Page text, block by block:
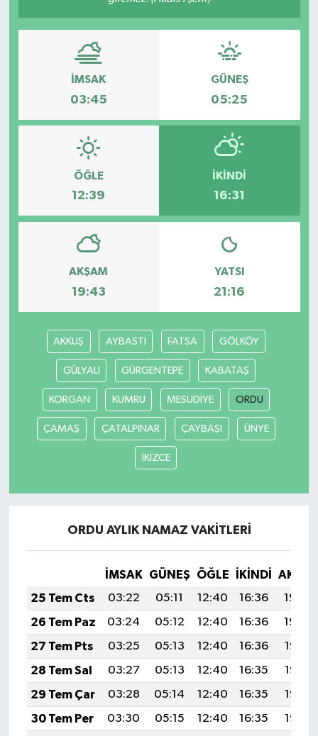
İMSAK
03:45
GÜNEŞ
05:25
ÖĞLE
12:39
İKINDI
16:31
AKŞAM
19:43
YATSI
21:16
AKKUŞ AYBASTI FATSA GÖLKÖY
GÜLYALI GÜRGENTEPE KABATAŞ
KORGAN KUMRU MESUDİYE ORDU
ÇAMAŞ ÇATALPINAR ÇAYBAŞI ÜNYE
İKİZCE
ORDU AYLIK NAMAZ VAKITLERI
İMSAK GÜNEŞ ÖĞLE İKINDI
25 Tem Cts
03:22 05:11 12:40 16:36
19:59
26 Tem Paz
03:24 05:12 12:40 16:36
19:59
27 Tem Pts
03:25 05:13 12:40 16:36
19:58
28 Tem Sal
03:27 05:13 12:40 16:35
19:57
29 Tem Çar
03:28 05:14 12:40 16:35
19:56
30 Tem Per
03:30 05:15 12:40 16:35
19:55